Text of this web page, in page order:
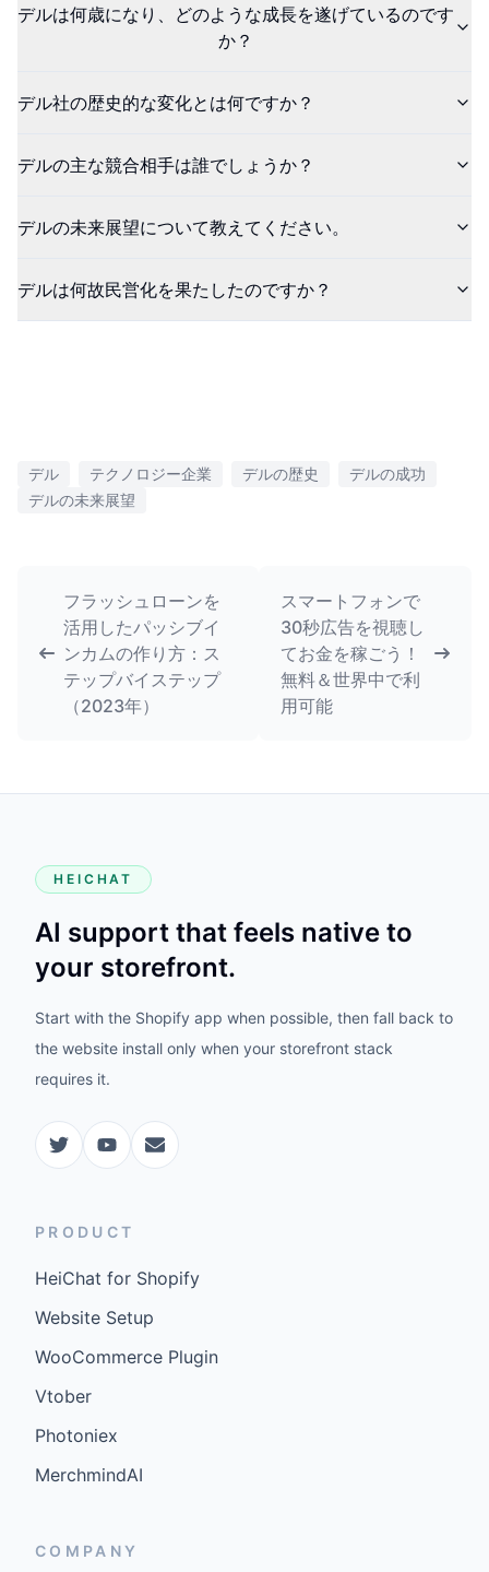
デルは何歳になり、どのような成長を遂げているのです
か？
デル社の歴史的な変化とは何ですか？
デルの主な競合相手は誰でしょうか？
デルの未来展望について教えてください。
デルは何故民営化を果たしたのですか？
デル テクノロジー企業 デルの歴史
デルの成功
デルの未来展望
フラッシュローンを
活用したパッシブイ
ンカムの作り方：ス
テップバイステップ
（2023年）
スマートフォンで
30秒広告を視聴し
てお金を稼ごう！
無料＆世界中で利
用可能
HEICHAT
AI support that feels native to
your storefront.
Start with the Shopify app when possible, then fall back to
the website install only when your storefront stack
requires it.
PRODUCT
HeiChat for Shopify
Website Setup
WooCommerce Plugin
Vtober
Photoniex
MerchmindAI
COMPANY